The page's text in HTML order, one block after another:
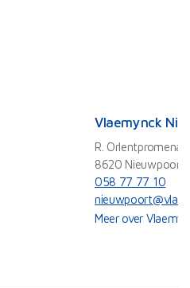
Vlaemynck
R.
8620 Nieuwpoort
058 77 77 10
Meer over